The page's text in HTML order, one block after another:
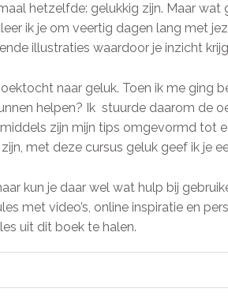
hetzelfde: gelukkig zijn. Maar
ik je om veertig dagen lang met
illustraties waardoor je inzicht
naar geluk. Toen ik me ging
helpen? Ik stuurde daarom de
zijn mijn tips omgevormd tot
met deze cursus geluk geef ik je
kun je daar wel wat hulp bij
met video’s, online inspiratie en
uit dit boek te halen.